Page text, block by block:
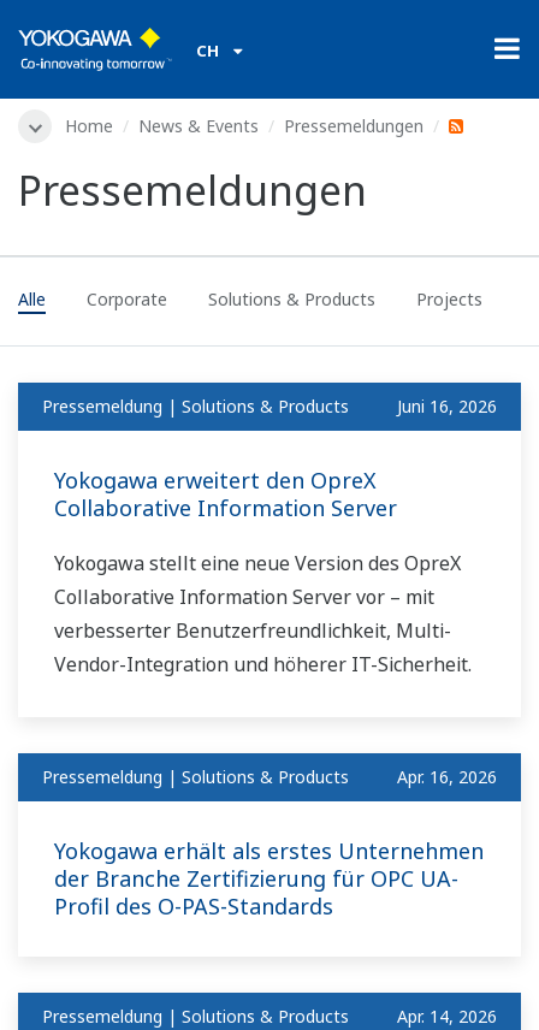
CH
Home News & Events Pressemeldungen
Pressemeldungen
Alle Corporate Solutions & Products Projects
Pressemeldung | Solutions & Products Juni 16, 2026
Yokogawa erweitert den OpreX
Collaborative Information Server
Yokogawa stellt eine neue Version des OpreX
Collaborative Information Server vor – mit
verbesserter Benutzerfreundlichkeit, Multi-
Vendor-Integration und höherer IT-Sicherheit.
Pressemeldung | Solutions & Products Apr. 16, 2026
Yokogawa erhält als erstes Unternehmen
der Branche Zertifizierung für OPC UA-
Profil des O-PAS-Standards
Pressemeldung | Solutions & Products Apr. 14, 2026